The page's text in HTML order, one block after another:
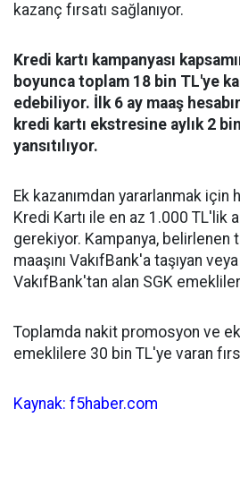
kazanç fırsatı sağlanıyor.
Kredi kartı kampanyası
boyunca toplam 18 bin TL'ye
edebiliyor. İlk 6 ay maaş
kredi kartı ekstresine aylık 2
yansıtılıyor.
Ek kazanımdan yararlanmak için
Kredi Kartı ile en az 1.000 TL'lik
gerekiyor. Kampanya, belirlenen
maaşını VakıfBank'a taşıyan
VakıfBank'tan alan SGK
Toplamda nakit promosyon ve
emeklilere 30 bin TL'ye varan
Kaynak: f5haber.com